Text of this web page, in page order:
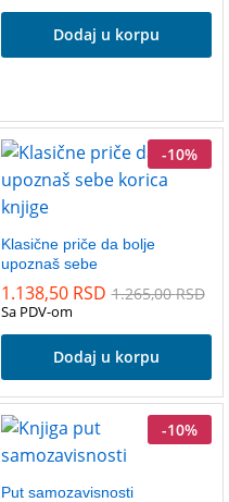
Dodaj u korpu
-10%
Klasične priče da bolje
upoznaš sebe
1.138,50 RSD 1.265,00RSD
Sa PDV-om
Dodaj u korpu
-10%
Put samozavisnosti